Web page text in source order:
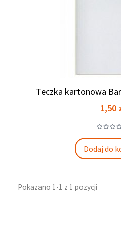
Teczka kartonowa
Cena
1,50
Dodaj do
Pokazano 1-1 z 1 pozycji